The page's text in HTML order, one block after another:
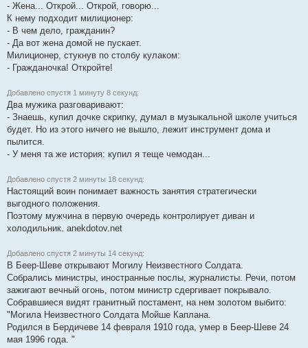
- Жена... Открой... Открой, говорю...
К нему подходит милиционер:
- В чем дело, гражданин?
- Да вот жена домой не пускает.
Милиционер, стукнув по столбу кулаком:
- Гражданочка! Откройте!
Добавлено спустя 1 минуту 8 секунд:
Два мужика разговаривают:
- Знаешь, купил дочке скрипку, думал в музыкальной школе учиться
будет. Но из этого ничего не вышло, лежит инструмент дома и
пылится.
- У меня та же история: купил я теще чемодан...
Добавлено спустя 2 минуты 18 секунд:
Настоящий воин понимает важность занятия стратегически
выгодного положения.
Поэтому мужчина в первую очередь контролирует диван и
холодильник. anekdotov.net
Добавлено спустя 2 минуты 14 секунд:
В Беер-Шеве открывают Могилу Неизвестного Солдата.
Собрались министры, иностранные послы, журналисты. Речи, потом
зажигают вечный огонь, потом министр сдергивает покрывало.
Собравшиеся видят гранитный постамент, на нем золотом выбито:
"Могила Неизвестного Солдата Мойше Каплана.
Родился в Бердичеве 14 февраля 1910 года, умер в Беер-Шеве 24
мая 1996 года. "